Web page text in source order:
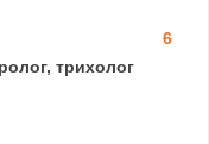
6
трихолог